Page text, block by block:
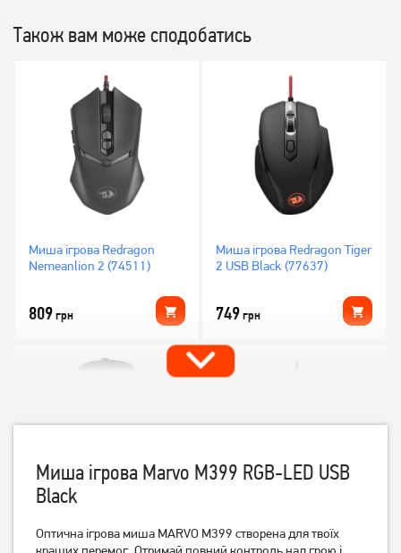
Також вам може сподобатись
Миша ігрова Redragon
Nemeanlion 2 (74511)
809грн
Миша ігрова Redragon Tiger
2 USB Black (77637)
749грн
Миша ігрова A4Tech F5 USB
Миша ігрова A4Tech X-
Миша ігрова Marvo M399 RGB-LED USB
Black
Оптична ігрова миша MARVO M399 створена для твоїх